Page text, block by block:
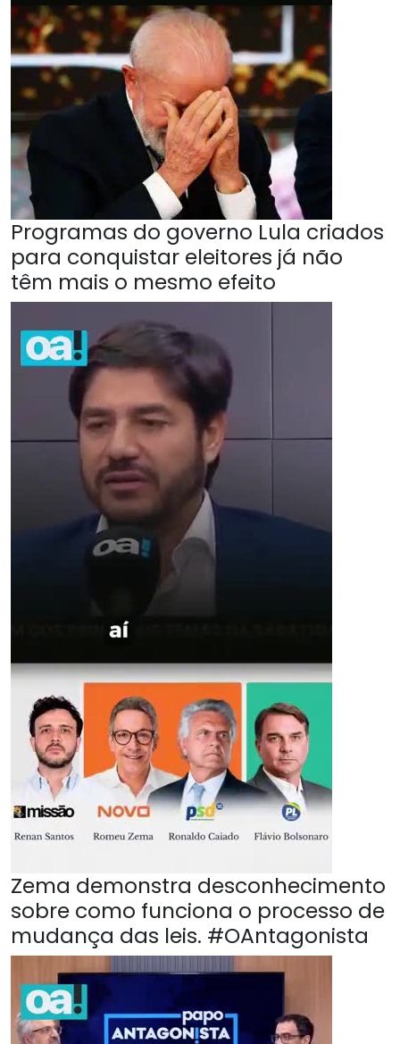
Programas do governo Lula criados
para conquistar eleitores já não
têm mais o mesmo efeito
Zema demonstra desconhecimento
sobre como funciona o processo de
mudança das leis. #OAntagonista